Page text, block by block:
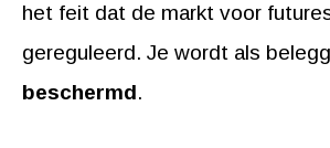
het feit dat de markt voor
gereguleerd. Je wordt als
beschermd.